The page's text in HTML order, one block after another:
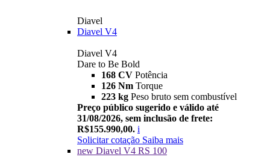
Diavel
Diavel V4
Diavel V4
Dare to Be Bold
168 CV Potência
126 Nm Torque
223 kg Peso bruto sem combustível
Preço público sugerido e válido até
31/08/2026, sem inclusão de frete:
R$155.990,00. i
Solicitar cotação Saiba mais
new Diavel V4 RS 100